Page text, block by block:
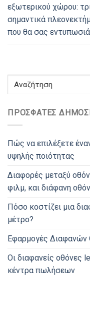
εξωτερικού χώρου:
σημαντικά
που θα σας
ΠΡΌΣΦΑΤΕΣ
Πώς να επιλέξετε
υψηλής ποιότητας
Διαφορές μεταξύ
φιλμ, και διάφανη
Πόσο κοστίζει μια
μέτρο?
Εφαρμογές Διαφανών
Οι διαφανείς οθόνες
κέντρα πωλήσεων